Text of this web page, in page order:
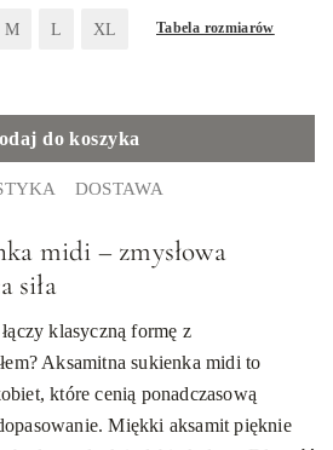
M L XL Tabela rozmiarów
do koszyka
DOSTAWA
midi – zmysłowa
siła
klasyczną formę z
Aksamitna sukienka midi to
które cenią ponadczasową
Miękki aksamit pięknie